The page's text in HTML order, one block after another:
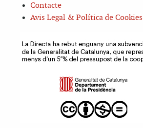
Contacte
Avis Legal & Política de Cookies